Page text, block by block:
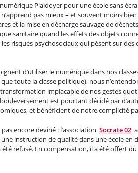
Plaidoyer pour une école sans
pas mieux – et souvent moins
et la mise en décharge sauvage de
sanitaire quand les effets des objets
risques psychosociaux qui pèsent sur des
d’utiliser le numérique dans nos
toute la classe politique), nous
implacable de nos gestes
est pourtant décidé par
et bénéficient de notre complicité
encore deviné : l’association Socrate 02
instruction de qualité dans une école en
refusé. En compensation, il a été offert